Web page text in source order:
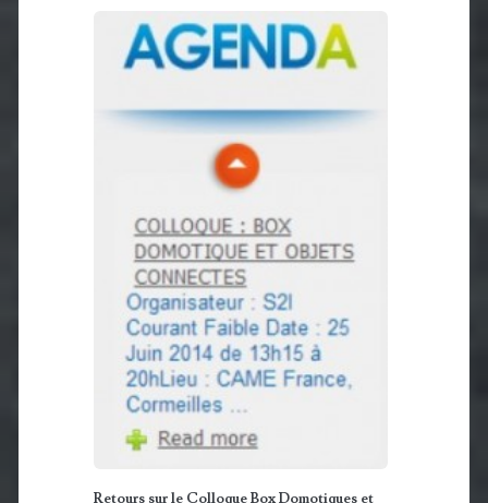
Retours sur le Colloque Box Domotiques et